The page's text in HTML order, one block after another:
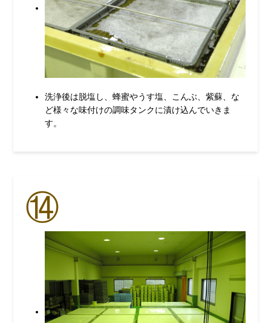
洗浄後は脱塩し、蜂蜜やうす塩、こんぶ、紫蘇、な
ど様々な味付けの調味タンクに漬け込んでいきま
す。
⑭